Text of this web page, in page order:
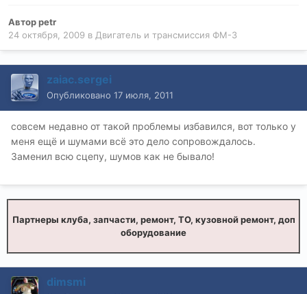
Авторpetr
24 октября, 2009 в Двигатель и трансмиссия ФМ-3
zaiac.sergei
Опубликовано 17 июля, 2011
совсем недавно от такой проблемы избавился, вот только у
меня ещё и шумами всё это дело сопровождалось.
Заменил всю сцепу, шумов как не бывало!
Партнеры клуба, запчасти, ремонт, ТО, кузовной ремонт, доп
оборудование
dimsmi